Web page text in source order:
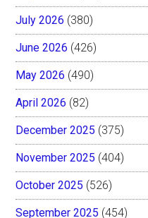
July 2026 (380)
June 2026 (426)
May 2026 (490)
April 2026 (82)
December 2025 (375)
November 2025 (404)
October 2025 (526)
September 2025 (454)